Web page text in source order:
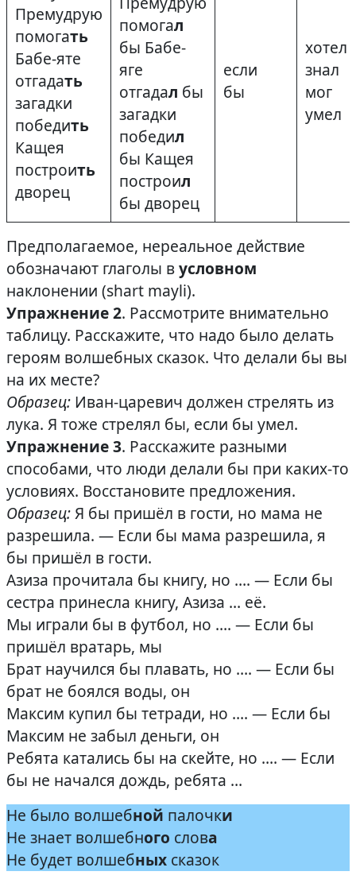
Премудрую
помогать
Бабе-яте
отгадать
загадки
победить
Кащея
построить
дворец
помогал
бы Бабе-
яге
отгадал бы
загадки
победил
бы Кащея
построил
бы дворец
если
бы
хотел
знал
мог
умел
Предполагаемое, нереальное действие
обозначают глаголы вусловном
наклонении (shart mayli).
Упражнение 2. Рассмотрите внимательно
таблицу. Расскажите, что надо было делать
героям волшебных сказок. Что делали бы вы
на их месте?
Образец: Иван-царевич должен стрелять из
лука. Я тоже стрелял бы, если бы умел.
Упражнение 3. Расскажите разными
способами, что люди делали бы при каких-то
условиях. Восстановите предложения.
Образец:Я бы пришёл в гости, но мама не
разрешила. — Если бы мама разрешила, я
бы пришёл в гости.
Азиза прочитала бы книгу, но …. — Если бы
сестра принесла книгу, Азиза … её.
Мы играли бы в футбол, но …. — Если бы
пришёл вратарь, мы
Брат научился бы плавать, но …. — Если бы
брат не боялся воды, он
Максим купил бы тетради, но …. — Если бы
Максим не забыл деньги, он
Ребята катались бы на скейте, но …. — Если
бы не начался дождь, ребята …
Не было волшебной палочки
Не знает волшебного слова
Не будет волшебных сказок